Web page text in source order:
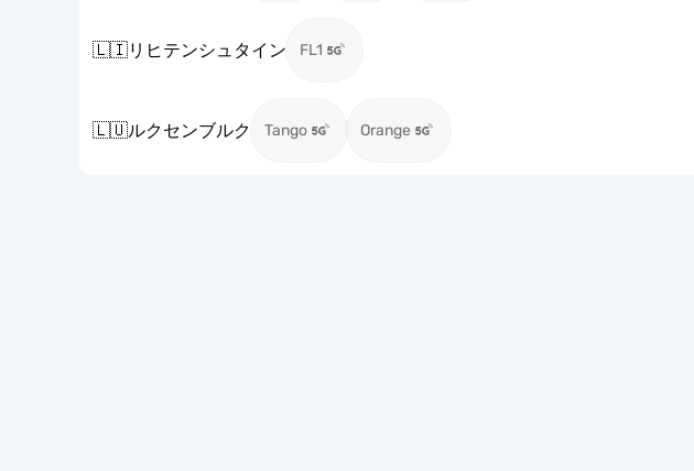
🇱🇮リヒテンシュタイン FL1
🇱🇺ルクセンブルク Tango Orange